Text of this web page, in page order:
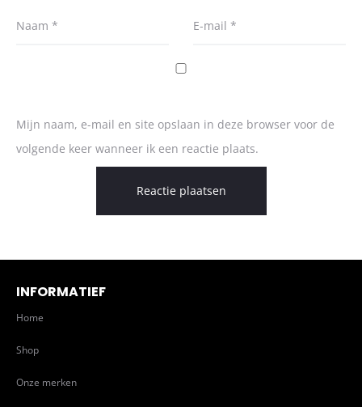
Naam * E-mail *
Mijn naam, e-mail en site opslaan in deze browser voor de
volgende keer wanneer ik een reactie plaats.
INFORMATIEF
Home
Shop
Onze merken